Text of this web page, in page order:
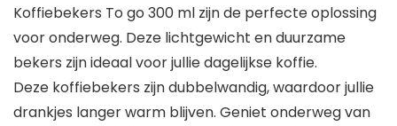
Koffiebekers To go 300 ml zijn de perfecte oplossing
voor onderweg. Deze lichtgewicht en duurzame
bekers zijn ideaal voor jullie dagelijkse koffie.
Deze koffiebekers zijn dubbelwandig, waardoor jullie
drankjes langer warm blijven. Geniet onderweg van